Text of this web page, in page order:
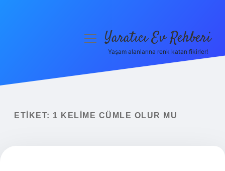
Yasal Uyarı
menüyüYaratıcı Ev Rehberi
Yaşam alanlarına renk katan fikirler!
ETIKET: 1 KELIME CÜMLE OLUR MU